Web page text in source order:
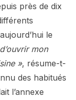
près de dix
le
mon
», résume-t-
des habitués
l’annexe